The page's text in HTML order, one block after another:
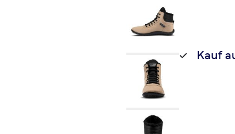
Kauf